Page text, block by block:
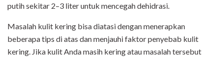
putih sekitar 2–3 liter untuk mencegah dehidrasi.
Masalah kulit kering bisa diatasi dengan menerapkan
beberapa tips di atas dan menjauhi faktor penyebab kulit
kering. Jika kulit Anda masih kering atau masalah tersebut